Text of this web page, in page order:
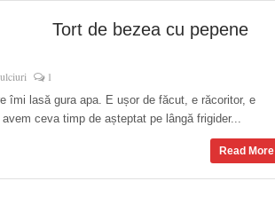
Tort de bezea cu pepene
1
îmi lasă gura apa. E ușor de făcut, e răcoritor, e
ceva timp de așteptat pe lângă frigider...
Read More